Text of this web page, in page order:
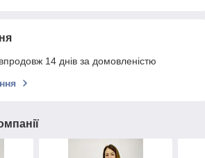
14 днів за домовленістю